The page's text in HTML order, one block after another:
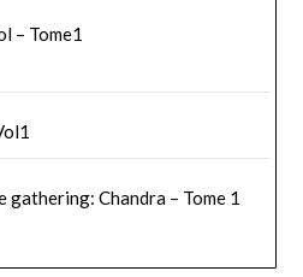
– Tome1
gathering: Chandra – Tome 1